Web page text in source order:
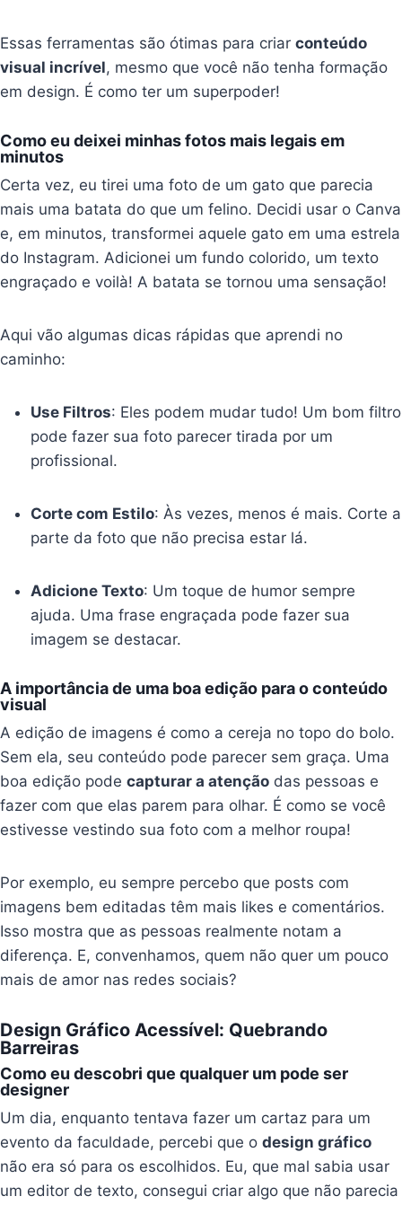
Essas ferramentas são ótimas para criarconteúdo
visual incrível, mesmo que você não tenha formação
em design. É como ter um superpoder!
Como eu deixei minhas fotos mais legais em
minutos
Certa vez, eu tirei uma foto de um gato que parecia
mais uma batata do que um felino. Decidi usar o Canva
e, em minutos, transformei aquele gato em uma estrela
do Instagram. Adicionei um fundo colorido, um texto
engraçado e voilà! A batata se tornou uma sensação!
Aqui vão algumas dicas rápidas que aprendi no
caminho:
Use Filtros: Eles podem mudar tudo! Um bom filtro
pode fazer sua foto parecer tirada por um
profissional.
Corte com Estilo: Às vezes, menos é mais. Corte a
parte da foto que não precisa estar lá.
Adicione Texto: Um toque de humor sempre
ajuda. Uma frase engraçada pode fazer sua
imagem se destacar.
A importância de uma boa edição para o conteúdo
visual
A edição de imagens é como a cereja no topo do bolo.
Sem ela, seu conteúdo pode parecer sem graça. Uma
boa edição podecapturar a atenção das pessoas e
fazer com que elas parem para olhar. É como se você
estivesse vestindo sua foto com a melhor roupa!
Por exemplo, eu sempre percebo que posts com
imagens bem editadas têm mais likes e comentários.
Isso mostra que as pessoas realmente notam a
diferença. E, convenhamos, quem não quer um pouco
mais de amor nas redes sociais?
Design Gráfico Acessível: Quebrando
Barreiras
Como eu descobri que qualquer um pode ser
designer
Um dia, enquanto tentava fazer um cartaz para um
evento da faculdade, percebi que odesign gráfico
não era só para os escolhidos. Eu, que mal sabia usar
um editor de texto, consegui criar algo que não parecia